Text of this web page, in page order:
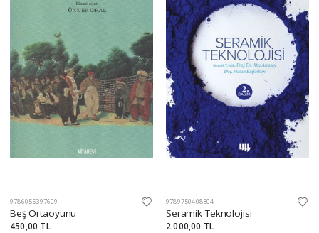
9786055397609
Beş Ortaoyunu
450,00 TL
9789750408304
Seramik Teknolojisi
2.000,00 TL